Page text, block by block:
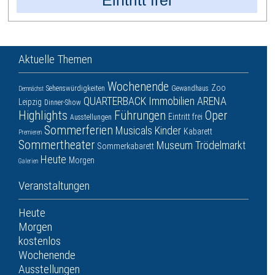
Aktuelle Themen
Demnächst Sehenswürdigkeiten Wochenende Gewandhaus Zoo
Leipzig Dinner-Show QUARTERBACK Immobilien ARENA
Highlights Ausstellungen Führungen Eintritt frei Oper
Premieren Sommerferien Musicals Kinder Kabarett
Sommertheater Sommerkabarett Museum Trödelmarkt
Galerien Heute Morgen
Veranstaltungen
Heute
Morgen
kostenlos
Wochenende
Ausstellungen